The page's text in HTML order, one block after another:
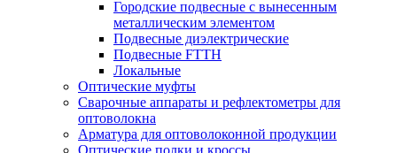
Городские подвесные с вынесенным
металлическим элементом
Подвесные диэлектрические
Подвесные FTTH
Локальные
Оптические муфты
Сварочные аппараты и рефлектометры для
оптоволокна
Арматура для оптоволоконной продукции
Оптические полки и кроссы